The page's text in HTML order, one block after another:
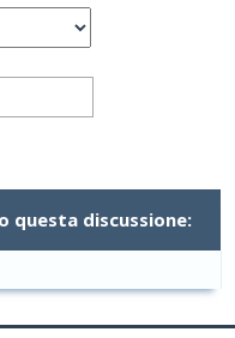
questa discussione: